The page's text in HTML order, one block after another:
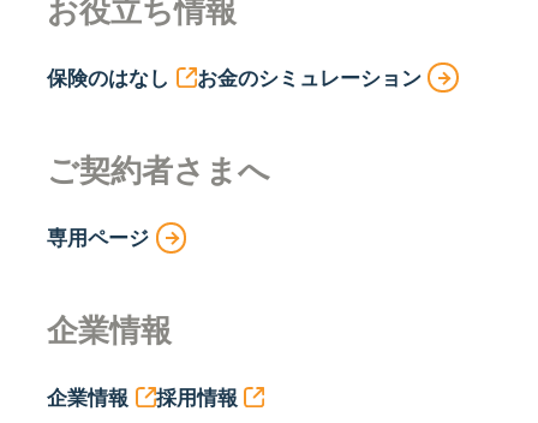
保険のはなし お金のシミュレーション
ご契約者さまへ
専用ページ
企業情報
企業情報 採用情報